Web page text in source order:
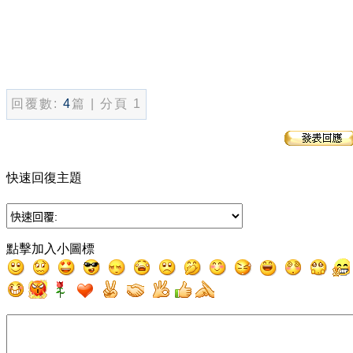
回覆數: 4篇 | 分頁 1
快速回復主題
點擊加入小圖標